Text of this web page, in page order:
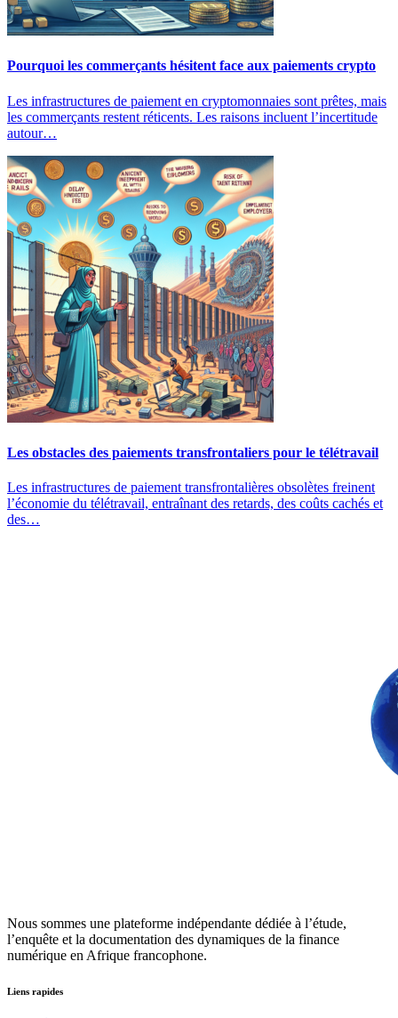
Pourquoi les commerçants hésitent face aux paiements crypto
Les infrastructures de paiement en cryptomonnaies sont prêtes, mais
les commerçants restent réticents. Les raisons incluent l’incertitude
autour…
Les obstacles des paiements transfrontaliers pour le télétravail
Les infrastructures de paiement transfrontalières obsolètes freinent
l’économie du télétravail, entraînant des retards, des coûts cachés et
des…
Nous sommes une plateforme indépendante dédiée à l’étude,
l’enquête et la documentation des dynamiques de la finance
numérique en Afrique francophone.
Liens rapides